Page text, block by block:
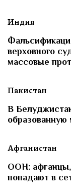
Индия
верховного
массовые
Пакистан
В
Афганистан
ООН:
попадают в